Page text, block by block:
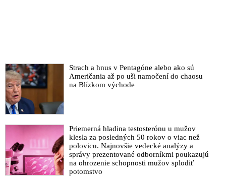
Strach a hnus v Pentagóne alebo ako sú
Američania až po uši namočení do chaosu
na Blízkom východe
Priemerná hladina testosterónu u mužov
klesla za posledných 50 rokov o viac než
polovicu. Najnovšie vedecké analýzy a
správy prezentované odborníkmi poukazujú
na ohrozenie schopnosti mužov splodiť
potomstvo